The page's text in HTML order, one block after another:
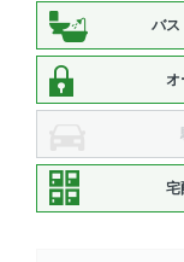
バス
オ
宅